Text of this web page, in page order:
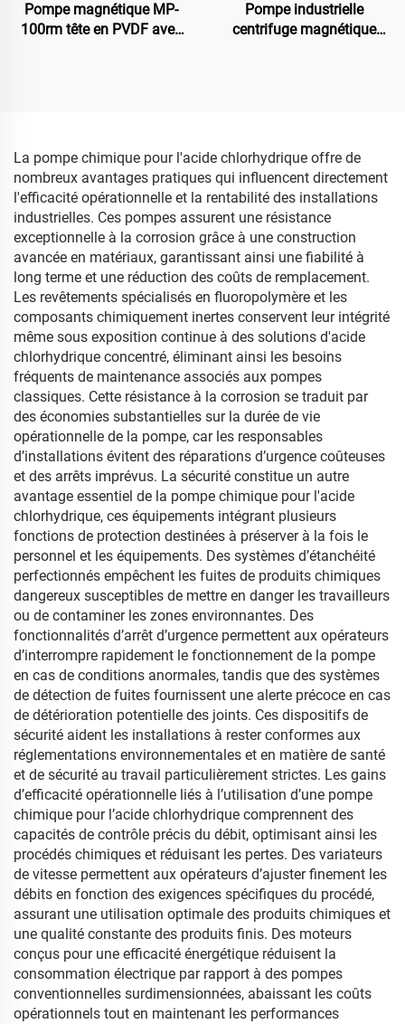
Pompe magnétique MP-
100rm tête en PVDF avec
Pompe industrielle
centrifuge magnétique
La pompe chimique pour l'acide chlorhydrique offre de
nombreux avantages pratiques qui influencent directement
l'efficacité opérationnelle et la rentabilité des installations
industrielles. Ces pompes assurent une résistance
exceptionnelle à la corrosion grâce à une construction
avancée en matériaux, garantissant ainsi une fiabilité à
long terme et une réduction des coûts de remplacement.
Les revêtements spécialisés en fluoropolymère et les
composants chimiquement inertes conservent leur intégrité
même sous exposition continue à des solutions d'acide
chlorhydrique concentré, éliminant ainsi les besoins
fréquents de maintenance associés aux pompes
classiques. Cette résistance à la corrosion se traduit par
des économies substantielles sur la durée de vie
opérationnelle de la pompe, car les responsables
d’installations évitent des réparations d’urgence coûteuses
et des arrêts imprévus. La sécurité constitue un autre
avantage essentiel de la pompe chimique pour l'acide
chlorhydrique, ces équipements intégrant plusieurs
fonctions de protection destinées à préserver à la fois le
personnel et les équipements. Des systèmes d’étanchéité
perfectionnés empêchent les fuites de produits chimiques
dangereux susceptibles de mettre en danger les travailleurs
ou de contaminer les zones environnantes. Des
fonctionnalités d’arrêt d’urgence permettent aux opérateurs
d’interrompre rapidement le fonctionnement de la pompe
en cas de conditions anormales, tandis que des systèmes
de détection de fuites fournissent une alerte précoce en cas
de détérioration potentielle des joints. Ces dispositifs de
sécurité aident les installations à rester conformes aux
réglementations environnementales et en matière de santé
et de sécurité au travail particulièrement strictes. Les gains
d’efficacité opérationnelle liés à l’utilisation d’une pompe
chimique pour l’acide chlorhydrique comprennent des
capacités de contrôle précis du débit, optimisant ainsi les
procédés chimiques et réduisant les pertes. Des variateurs
de vitesse permettent aux opérateurs d’ajuster finement les
débits en fonction des exigences spécifiques du procédé,
assurant une utilisation optimale des produits chimiques et
une qualité constante des produits finis. Des moteurs
conçus pour une efficacité énergétique réduisent la
consommation électrique par rapport à des pompes
conventionnelles surdimensionnées, abaissant les coûts
opérationnels tout en maintenant les performances